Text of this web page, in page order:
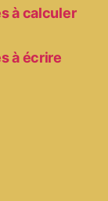
à calculer
à écrire